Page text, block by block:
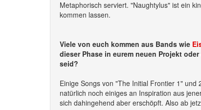
Metaphorisch serviert. "Naughtylus" ist ein
kommen lassen.
Viele von euch kommen aus Bands wie
dieser Phase in eurem neuen Projekt
seid?
Einige Songs von "The Initial Frontier 1" und
natürlich noch einiges an Inspiration aus
sich dahingehend aber erschöpft. Also ab